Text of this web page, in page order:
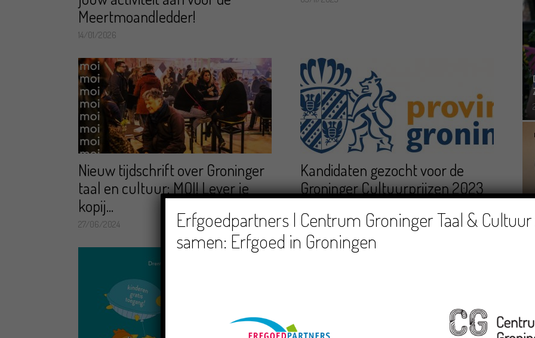
Meertmoandledder!
14/01/2026
Nieuw tijdschrift over Groninger
taal en cultuur: MOI! Lever je
kopij...
27/06/2024
Kandidaten gezocht voor de
Groninger Cultuurprijzen 2023
Erfgoedpartners | Centrum Groninger Taal &
samen: Erfgoed in Groningen